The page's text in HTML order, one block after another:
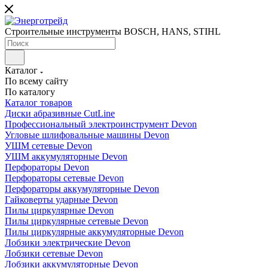
Строительные инструменты BOSCH, HANS, STIHL
Каталог
По всему сайту
По каталогу
Каталог товаров
Диски абразивные CutLine
Профессиональный электроинструмент Devon
Угловые шлифовальные машины Devon
УШМ сетевые Devon
УШМ аккумуляторные Devon
Перфораторы Devon
Перфораторы сетевые Devon
Перфораторы аккумуляторные Devon
Гайковерты ударные Devon
Пилы циркулярные Devon
Пилы циркулярные сетевые Devon
Пилы циркулярные аккумуляторные Devon
Лобзики электрические Devon
Лобзики сетевые Devon
Лобзики аккумуляторные Devon